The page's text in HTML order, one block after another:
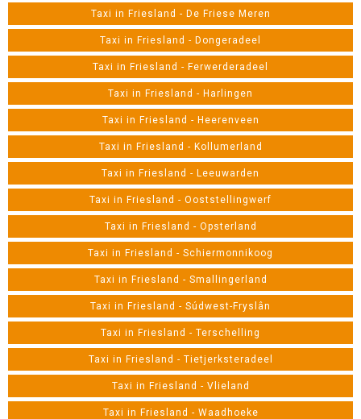
Taxi in Friesland - De Friese Meren
Taxi in Friesland - Dongeradeel
Taxi in Friesland - Ferwerderadeel
Taxi in Friesland - Harlingen
Taxi in Friesland - Heerenveen
Taxi in Friesland - Kollumerland
Taxi in Friesland - Leeuwarden
Taxi in Friesland - Ooststellingwerf
Taxi in Friesland - Opsterland
Taxi in Friesland - Schiermonnikoog
Taxi in Friesland - Smallingerland
Taxi in Friesland - Súdwest-Fryslân
Taxi in Friesland - Terschelling
Taxi in Friesland - Tietjerksteradeel
Taxi in Friesland - Vlieland
Taxi in Friesland - Waadhoeke